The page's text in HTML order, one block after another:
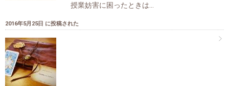
授業妨害に困ったときは…
2016年5月25日 に投稿された